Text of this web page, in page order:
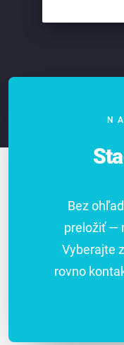
Bez
preložiť —
Vyberajte
rovno